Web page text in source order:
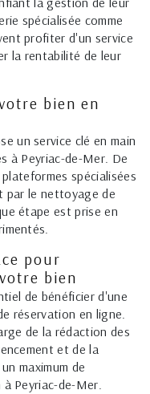
spécialisée comme
profiter d'un service
la rentabilité de leur
bien en
un service clé en main
à Peyriac-de-Mer. De
spécialisées
par le nettoyage de
étape est prise en
pour
bien
de bénéficier d'une
réservation en ligne.
de la rédaction des
et de la
maximum de
Peyriac-de-Mer.